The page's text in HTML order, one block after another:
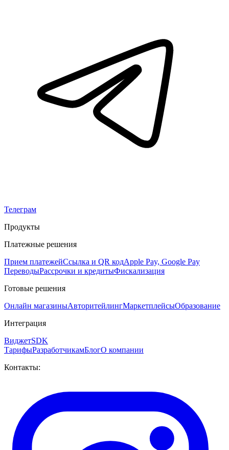
Телеграм
Продукты
Платежные решения
Прием платежейСсылка и QR кодApple Pay, Google Pay
ПереводыРассрочки и кредитыФискализация
Готовые решения
Онлайн магазиныАвторитейлингМаркетплейсыОбразование
Интеграция
ВиджетSDK
ТарифыРазработчикамБлогО компании
Контакты: